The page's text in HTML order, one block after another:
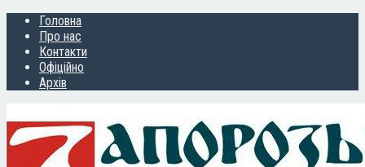
Головна
Про нас
Контакти
Офіційно
Архів